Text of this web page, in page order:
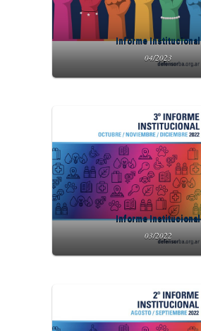
Informe Institucional
04/2023
Informe Institucional
03/2022